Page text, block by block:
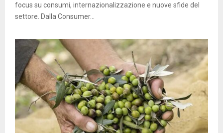
focus su consumi, internazionalizzazione e nuove sfide del
settore. Dalla Consumer...